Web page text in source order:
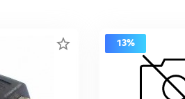
 13%